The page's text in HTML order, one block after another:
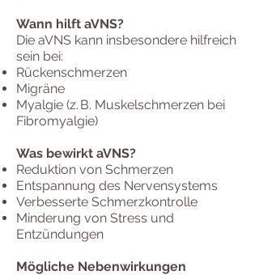
Wann hilft aVNS?
Die aVNS kann insbesondere hilfreich
sein bei:
Rückenschmerzen
Migräne
Myalgie (z. B. Muskelschmerzen bei
Fibromyalgie)
Was bewirkt aVNS?
Reduktion von Schmerzen
Entspannung des Nervensystems
Verbesserte Schmerzkontrolle
Minderung von Stress und
Entzündungen
Mögliche Nebenwirkungen